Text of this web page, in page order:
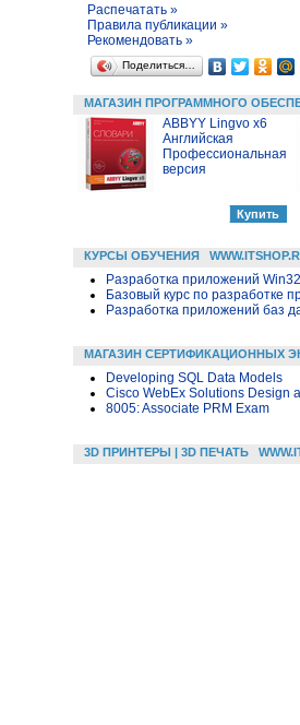
Распечатать »
Правила публикации »
Рекомендовать »
Поделиться…
МАГАЗИН ПРОГРАММНОГО
ABBYY Lingvo x6
Английская
Профессиональная
версия
КУРСЫ ОБУЧЕНИЯ
Разработка приложений
Базовый курс по разработке
Разработка приложений баз
МАГАЗИН СЕРТИФИКАЦИОННЫХ
Developing SQL Data Models
Cisco WebEx Solutions Design
8005: Associate PRM Exam
3D ПРИНТЕРЫ | 3D ПЕЧАТЬ